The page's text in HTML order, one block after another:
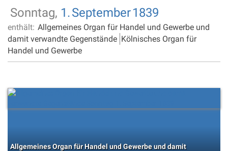
Sonntag, 1.September1839
enthält: Allgemeines Organ für Handel und Gewerbe und
damit verwandte Gegenstände Kölnisches Organ für
Handel und Gewerbe
Allgemeines Organ für Handel und Gewerbe und damit